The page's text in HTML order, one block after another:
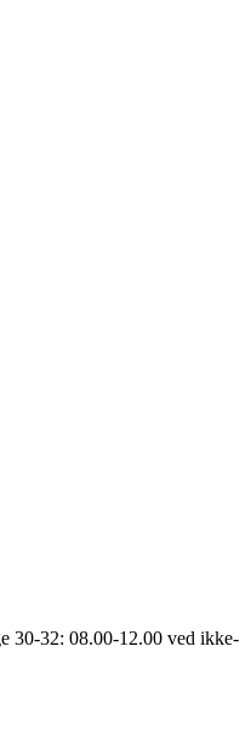
30-32: 08.00-12.00 ved ikke-